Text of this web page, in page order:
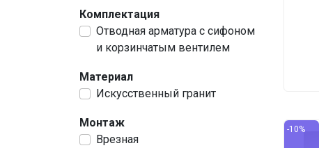
Комплектация
Отводная арматура с сифоном
и корзинчатым вентилем
Материал
Искусственный гранит
Монтаж
Врезная
-10%